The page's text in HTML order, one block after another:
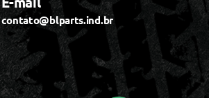
contato@blparts.ind.br